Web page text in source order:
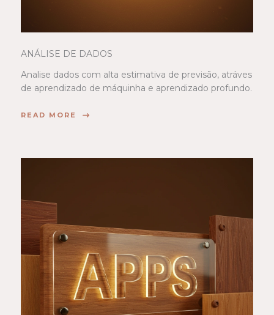
ANÁLISE DE DADOS
Analise dados com alta estimativa de previsão, atráves
de aprendizado de máquinha e aprendizado profundo.
READ MORE